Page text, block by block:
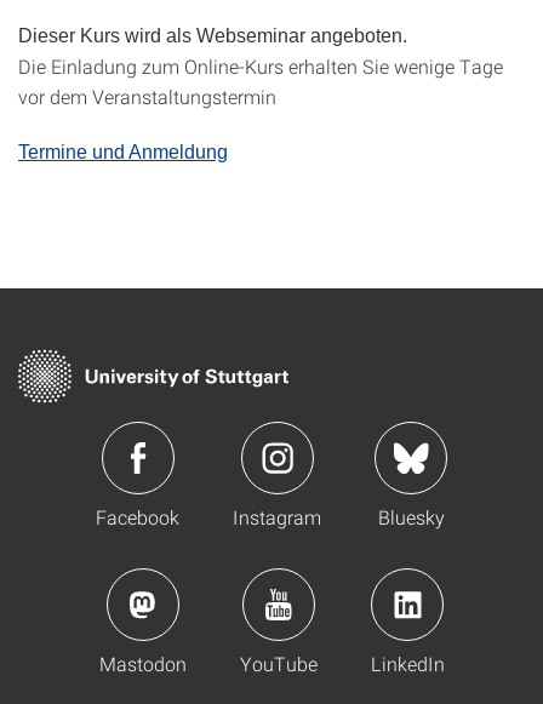
Dieser Kurs wird als Webseminar angeboten.
Die Einladung zum Online-Kurs erhalten Sie wenige Tage
vor dem Veranstaltungstermin
Termine und Anmeldung
Facebook Instagram Bluesky
Mastodon YouTube LinkedIn